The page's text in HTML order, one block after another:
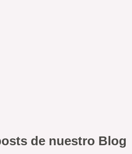
de nuestro Blog